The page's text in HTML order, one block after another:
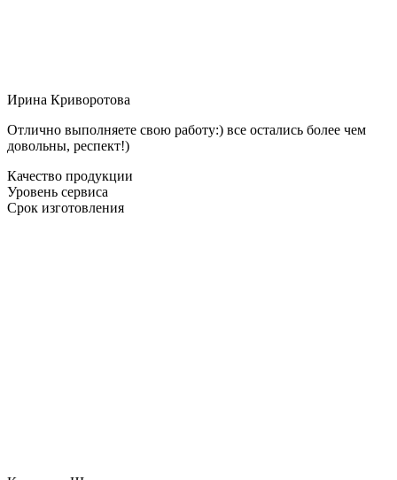
Ирина Криворотова
Отлично выполняете свою работу:) все остались более чем
довольны, респект!)
Качество продукции
Уровень сервиса
Срок изготовления